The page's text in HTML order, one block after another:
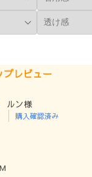
よく、着るたび
この地域で、面
ッション #40代
コーデ #アラフ
プレビュー
ルン様
購入確認済み
M